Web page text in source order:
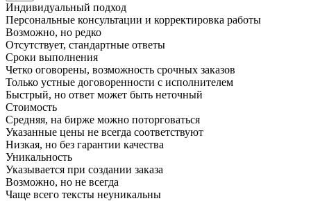
Индивидуальный подход
Персональные консультации и корректировка работы
Возможно, но редко
Отсутствует, стандартные ответы
Сроки выполнения
Четко оговорены, возможность срочных заказов
Только устные договоренности с исполнителем
Быстрый, но ответ может быть неточный
Стоимость
Средняя, на бирже можно поторговаться
Указанные цены не всегда соответствуют
Низкая, но без гарантии качества
Уникальность
Указывается при создании заказа
Возможно, но не всегда
Чаще всего тексты неуникальны